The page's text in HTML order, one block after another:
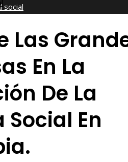
social
Las
En La
De La
En